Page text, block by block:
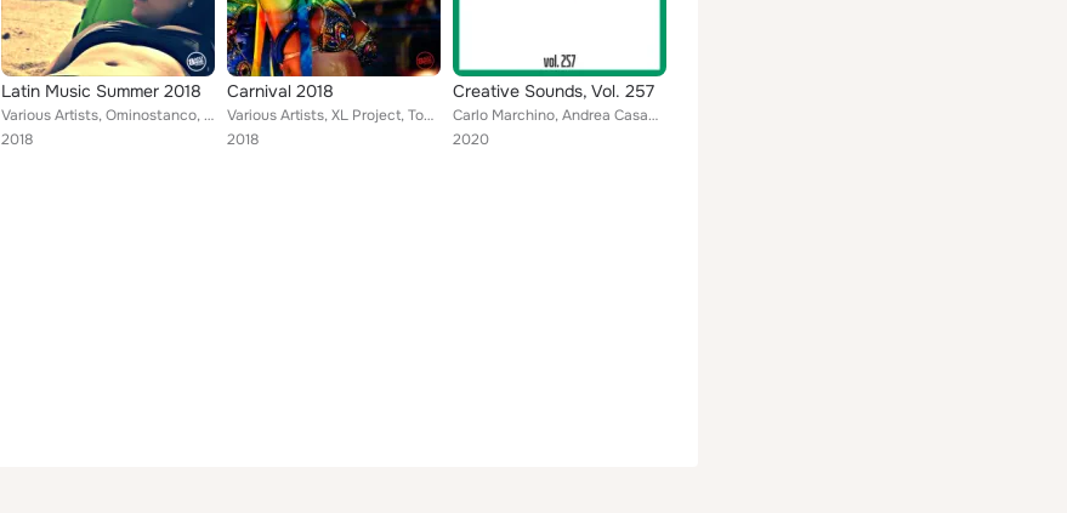
Latin Music Summer 2018
Various Artists, Ominostanco, XL Project, KeyZero1, DNA, Factory, Britalics, Angelo Anastasio, Radiouniverse, Vezio Bacci, Dr. S...
2018
Carnival 2018
Various Artists, XL Project, Tobaco, Cassamatta, Tides, House Bros, Anastasio, Britalics, El Sexy Tary, Carlos Rubio, Vezio Bacc...
2018
Creative Sounds, Vol. 257
Carlo Marchino, Andrea Casamento, Ernesto Gilberto Migliacci, Angelo Anastasio
2020